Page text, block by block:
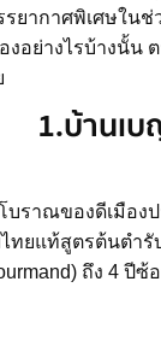
ยากาศพิเศษใน
อย่างไรบ้างนั้น
1.บ้านเ
บราณของดีเมือง
ทยแท้สูตรต้นตำ
ถึง 4 ปีซ้